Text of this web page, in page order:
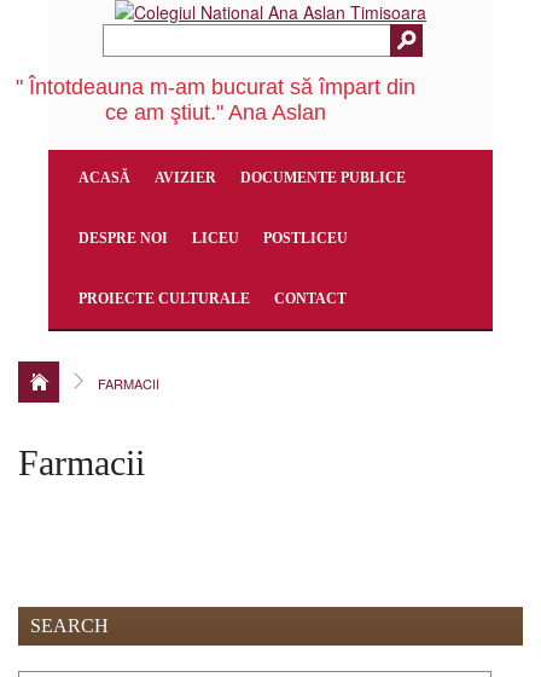
" Întotdeauna m-am bucurat să împart din
ce am ştiut." Ana Aslan
ACASĂ AVIZIER DOCUMENTE PUBLICE
DESPRE NOI LICEU POSTLICEU
PROIECTE CULTURALE CONTACT
FARMACII
Farmacii
SEARCH